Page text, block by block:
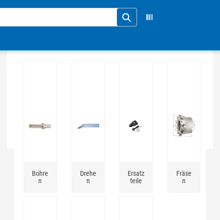
Bohre
n
Drehe
n
Ersatz
teile
Fräse
n